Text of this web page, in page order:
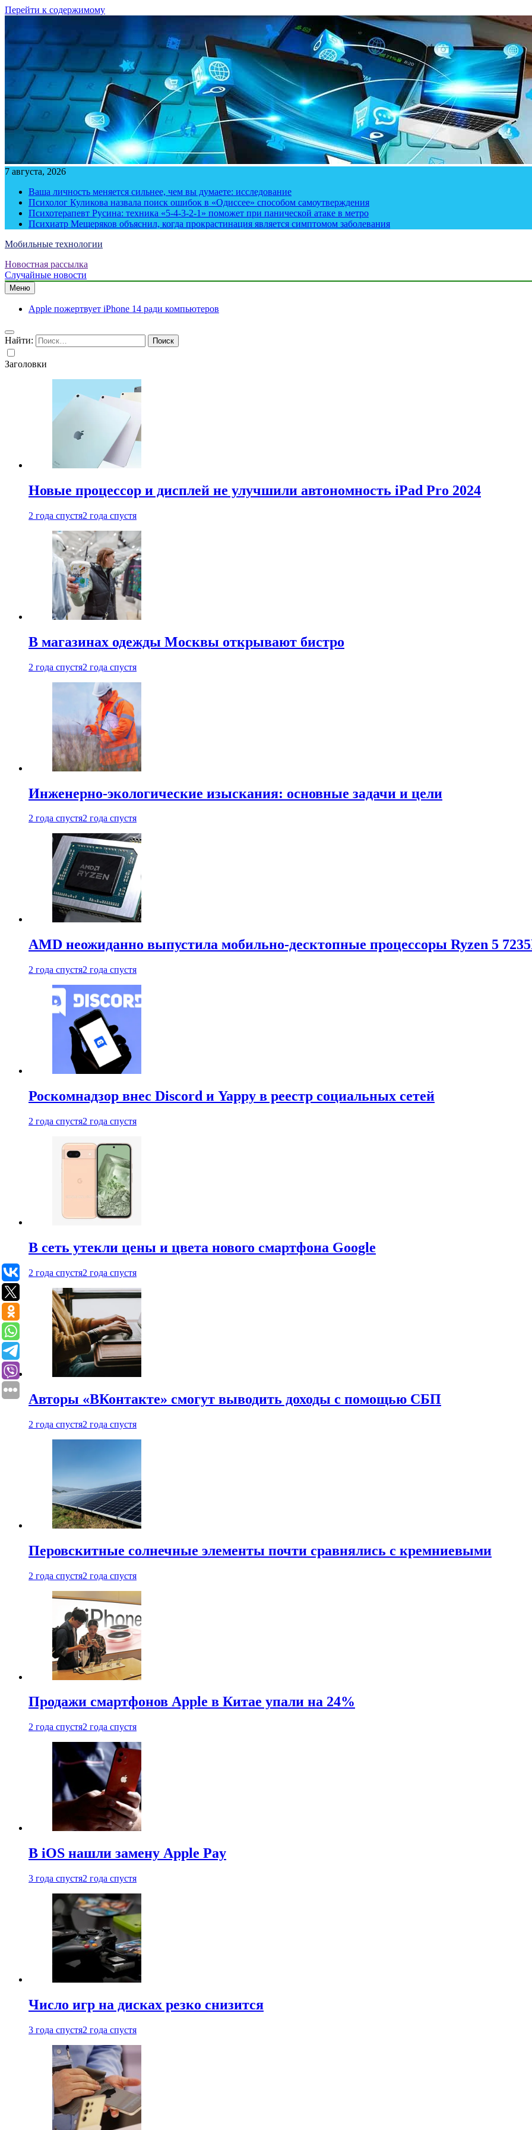
Перейти к содержимому
7 августа, 2026
Ваша личность меняется сильнее, чем вы думаете: исследование
Психолог Куликова назвала поиск ошибок в «Одиссее» способом самоутверждения
Психотерапевт Русина: техника «5-4-3-2-1» поможет при панической атаке в метро
Психиатр Мещеряков объяснил, когда прокрастинация является симптомом заболевания
Мобильные технологии
Новостная рассылка
Случайные новости
Меню
Apple пожертвует iPhone 14 ради компьютеров
Найти:
Заголовки
Новые процессор и дисплей не улучшили автономность iPad Pro 2024
2 года спустя2 года спустя
В магазинах одежды Москвы открывают бистро
2 года спустя2 года спустя
Инженерно-экологические изыскания: основные задачи и цели
2 года спустя2 года спустя
AMD неожиданно выпустила мобильно-десктопные процессоры Ryzen 5
2 года спустя2 года спустя
Роскомнадзор внес Discord и Yappy в реестр социальных сетей
2 года спустя2 года спустя
В сеть утекли цены и цвета нового смартфона Google
2 года спустя2 года спустя
Авторы «ВКонтакте» смогут выводить доходы с помощью СБП
2 года спустя2 года спустя
Перовскитные солнечные элементы почти сравнялись с кремниевыми
2 года спустя2 года спустя
Продажи смартфонов Apple в Китае упали на 24%
2 года спустя2 года спустя
В iOS нашли замену Apple Pay
3 года спустя2 года спустя
Число игр на дисках резко снизится
3 года спустя2 года спустя